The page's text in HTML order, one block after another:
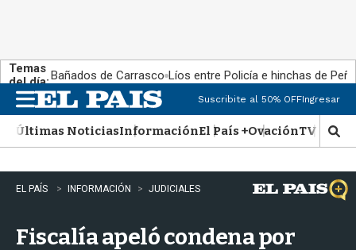
Temas
del día:Bañados de Carrasco Líos entre Policía e hinchas de
n
u
Suscribite al 50% OFFIngresar
Últimas NoticiasInformaciónEl País +OvaciónTV Show
M
o
s
t
r
EL PAÍS INFORMACIÓN JUDICIALES
Fiscalía apeló condena por